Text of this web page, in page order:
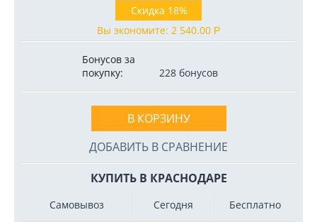
Скидка 18%
Вы экономите: 2 540.00 Р
Бонусов за
покупку:
228 бонусов
В КОРЗИНУ
ДОБАВИТЬ В СРАВНЕНИЕ
КУПИТЬ В КРАСНОДАРЕ
Самовывоз Сегодня Бесплатно